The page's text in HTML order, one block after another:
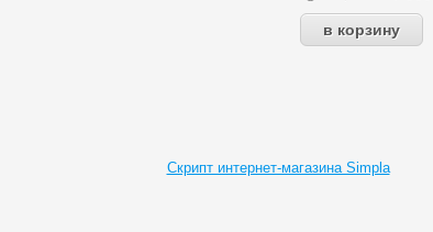
Скрипт интернет-магазина Simpla